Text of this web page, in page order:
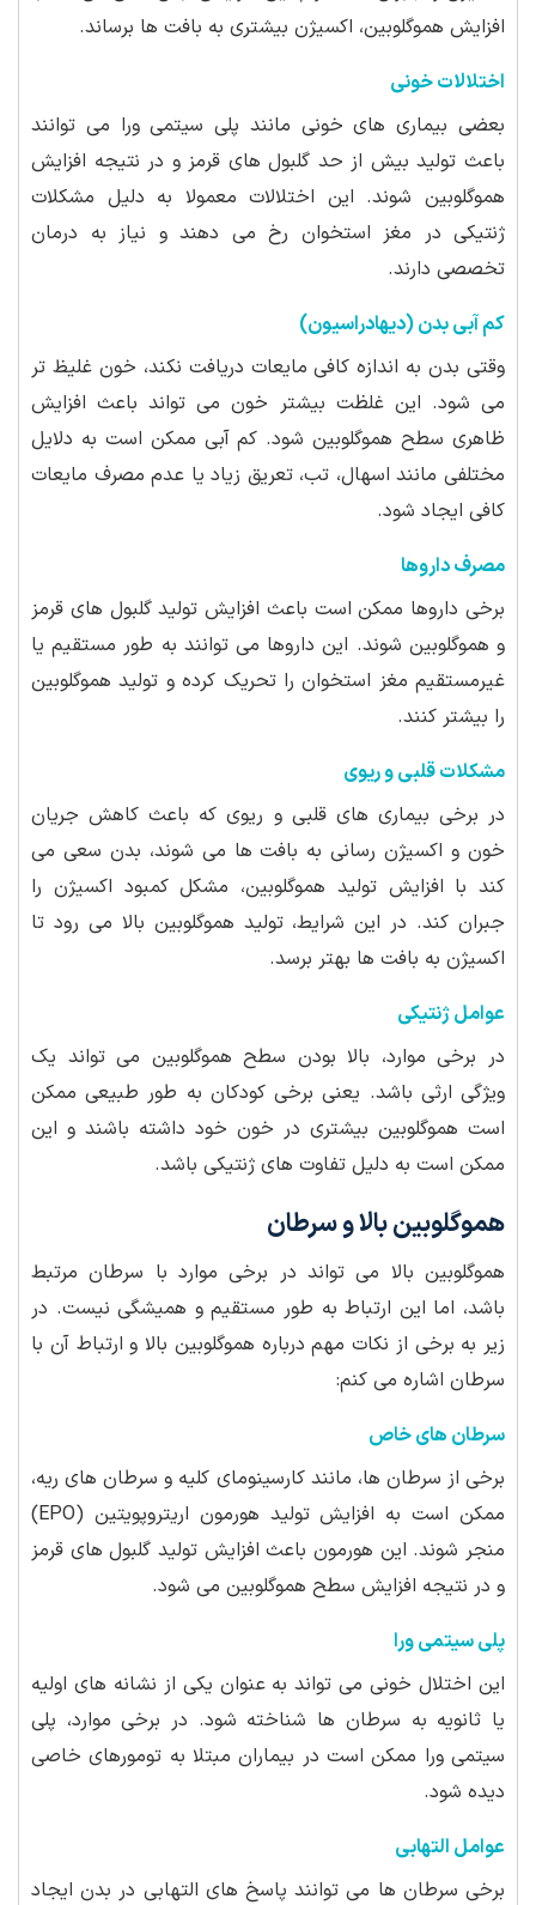
افزایش هموگلوبین، اکسیژن بیشتری به بافت ها برساند.
اختلالات خونی
بعضی بیماری های خونی مانند پلی سیتمی ورا می توانند
باعث تولید بیش از حد گلبول های قرمز و در نتیجه افزایش
هموگلوبین شوند. این اختلالات معمولا به دلیل مشکلات
ژنتیکی در مغز استخوان رخ می دهند و نیاز به درمان
تخصصی دارند.
کم آبی بدن (دیهادراسیون)
وقتی بدن به اندازه کافی مایعات دریافت نکند، خون غلیظ تر
می شود. این غلظت بیشتر خون می تواند باعث افزایش
ظاهری سطح هموگلوبین شود. کم آبی ممکن است به دلایل
مختلفی مانند اسهال، تب، تعریق زیاد یا عدم مصرف مایعات
کافی ایجاد شود.
مصرف داروها
برخی داروها ممکن است باعث افزایش تولید گلبول های قرمز
و هموگلوبین شوند. این داروها می توانند به طور مستقیم یا
غیرمستقیم مغز استخوان را تحریک کرده و تولید هموگلوبین
را بیشتر کنند.
مشکلات قلبی و ریوی
در برخی بیماری های قلبی و ریوی که باعث کاهش جریان
خون و اکسیژن رسانی به بافت ها می شوند، بدن سعی می
کند با افزایش تولید هموگلوبین، مشکل کمبود اکسیژن را
جبران کند. در این شرایط، تولید هموگلوبین بالا می رود تا
اکسیژن به بافت ها بهتر برسد.
عوامل ژنتیکی
در برخی موارد، بالا بودن سطح هموگلوبین می تواند یک
ویژگی ارثی باشد. یعنی برخی کودکان به طور طبیعی ممکن
است هموگلوبین بیشتری در خون خود داشته باشند و این
ممکن است به دلیل تفاوت های ژنتیکی باشد.
هموگلوبین بالا و سرطان
هموگلوبین بالا می تواند در برخی موارد با سرطان مرتبط
باشد، اما این ارتباط به طور مستقیم و همیشگی نیست. در
زیر به برخی از نکات مهم درباره هموگلوبین بالا و ارتباط آن با
سرطان اشاره می کنم:
سرطان های خاص
برخی از سرطان ها، مانند کارسینومای کلیه و سرطان های ریه،
ممکن است به افزایش تولید هورمون اریتروپویتین (EPO)
منجر شوند. این هورمون باعث افزایش تولید گلبول های قرمز
و در نتیجه افزایش سطح هموگلوبین می شود.
پلی سیتمی ورا
این اختلال خونی می تواند به عنوان یکی از نشانه های اولیه
یا ثانویه به سرطان ها شناخته شود. در برخی موارد، پلی
سیتمی ورا ممکن است در بیماران مبتلا به تومورهای خاصی
دیده شود.
عوامل التهابی
برخی سرطان ها می توانند پاسخ های التهابی در بدن ایجاد